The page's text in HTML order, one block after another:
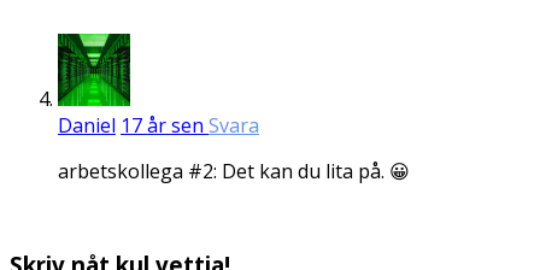
Daniel 17 år sen Svara
arbetskollega #2: Det kan du lita på. 😀